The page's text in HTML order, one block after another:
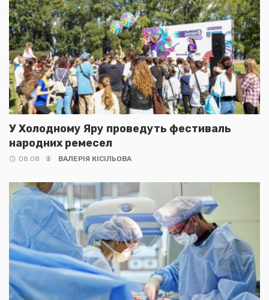
У Холодному Яру проведуть фестиваль
народних ремесел
08.08 ВАЛЕРІЯ КІСІЛЬОВА